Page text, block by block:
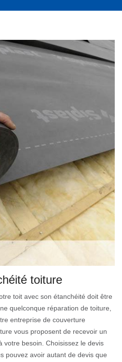
toiture
toit avec son étanchéité doit être
quelconque réparation de toiture,
entreprise de couverture
vous proposent de recevoir un
votre besoin. Choisissez le devis
pouvez avoir autant de devis que